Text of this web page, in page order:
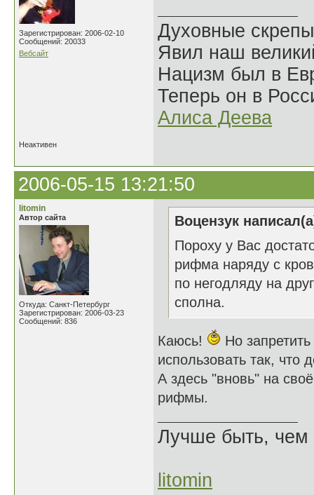
Зарегистрирован: 2006-02-10
Сообщений: 20033
Вебсайт
Духовные
Явил наш
Нацизм был в
Теперь он в
Алиса Деева
Неактивен
2006-05-15 13:21:50
litomin
Автор сайта
Откуда: Санкт-Петербург
Зарегистрирован: 2006-03-23
Сообщений: 836
Воцензук
Пороху у Вас
рифма наряду с
по негодляду на
сполна.
Каюсь!
Но
использовать так, что
А здесь "вновь" на
рифмы.
Лучше быть, чем
litomin